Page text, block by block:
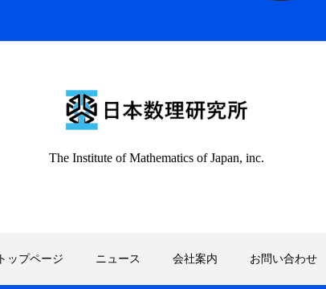
The Institute of Mathematics of Japan, inc.
トップページ ニュース 会社案内 お問い合わせ